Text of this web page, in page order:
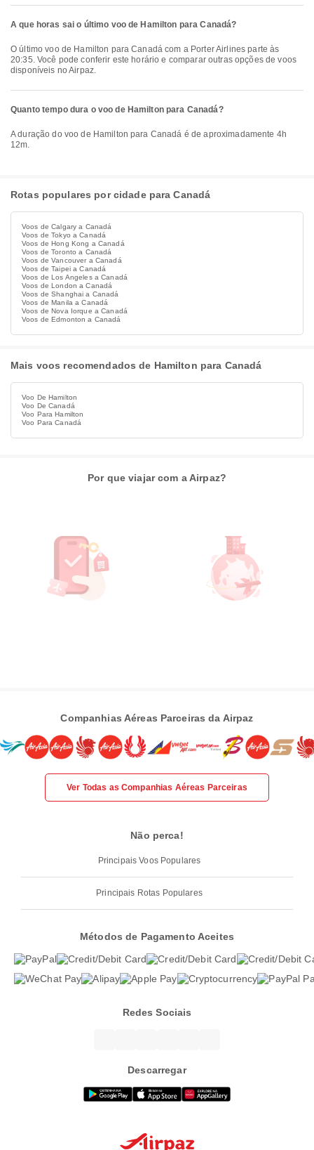
A que horas sai o último voo de Hamilton para Canadá?
O último voo de Hamilton para Canadá com a Porter Airlines parte às
20:35. Você pode conferir este horário e comparar outras opções de voos
disponíveis no Airpaz.
Quanto tempo dura o voo de Hamilton para Canadá?
A duração do voo de Hamilton para Canadá é de aproximadamente 4h
12m.
Rotas populares por cidade para Canadá
Voos de Calgary a Canadá
Voos de Tokyo a Canadá
Voos de Hong Kong a Canadá
Voos de Toronto a Canadá
Voos de Vancouver a Canadá
Voos de Taipei a Canadá
Voos de Los Angeles a Canadá
Voos de London a Canadá
Voos de Shanghai a Canadá
Voos de Manila a Canadá
Voos de Nova Iorque a Canadá
Voos de Edmonton a Canadá
Mais voos recomendados de Hamilton para Canadá
Voo De Hamilton
Voo De Canadá
Voo Para Hamilton
Voo Para Canadá
Por que viajar com a Airpaz?
Companhias Aéreas Parceiras da Airpaz
Ver Todas as Companhias Aéreas Parceiras
Não perca!
Principais Voos Populares
Principais Rotas Populares
Métodos de Pagamento Aceites
Redes Sociais
Descarregar